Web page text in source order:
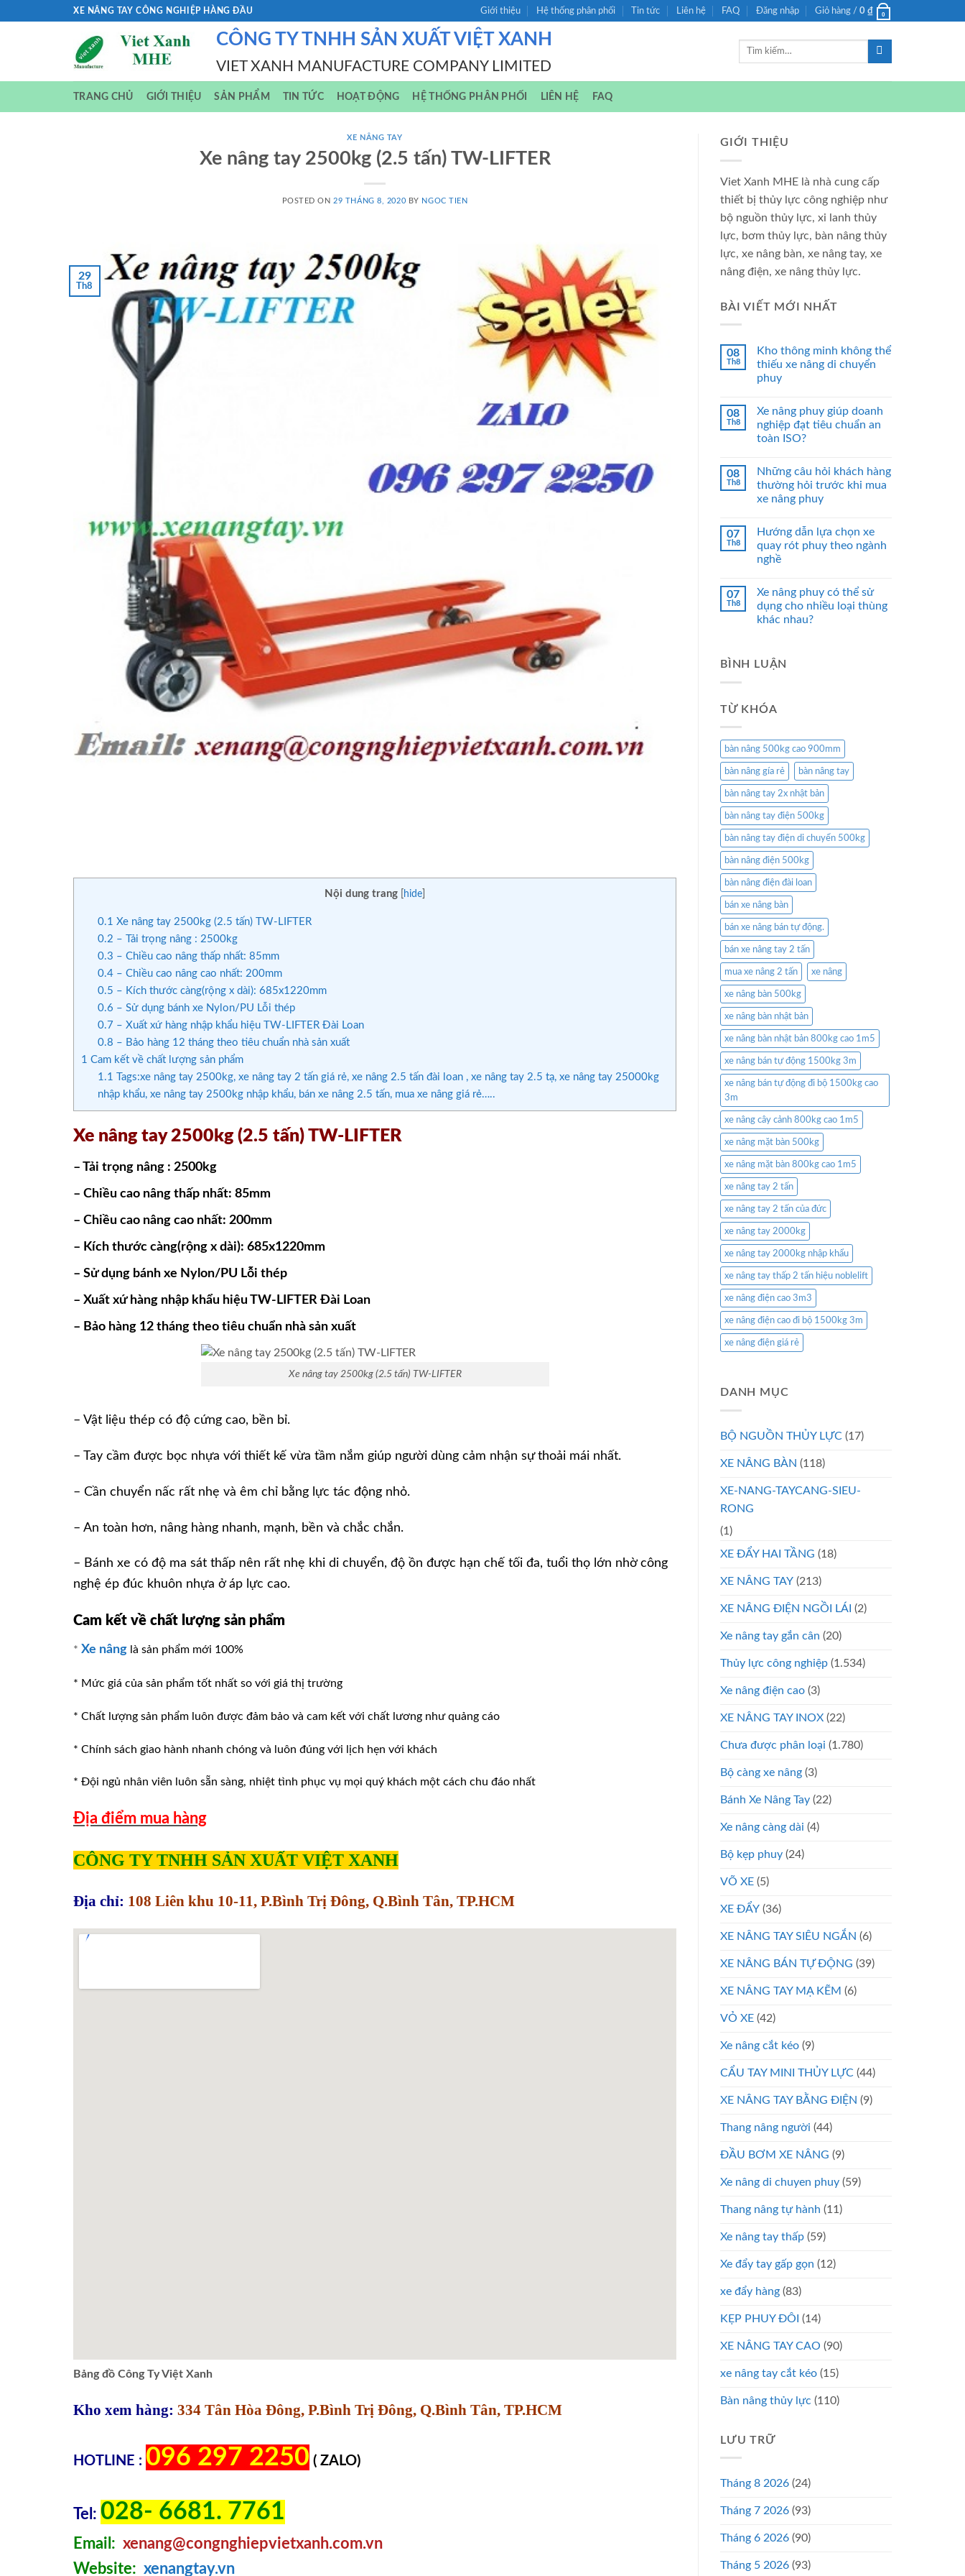
XE NÂNG TAY CÔNG NGHIỆP HÀNG ĐẦU Giới thiệu Hệ thống phân phối Tin tức Liên hệ FAQ Đăng nhập Giỏ hàng / 0 ₫ 0
CÔNG TY TNHH SẢN XUẤT VIỆT XANH
VIET XANH MANUFACTURE COMPANY LIMITED
Tìm
TRANG CHỦ GIỚI THIỆU SẢN PHẨM TIN TỨC HOẠT ĐỘNG HỆ THỐNG PHÂN PHỐI LIÊN HỆ FAQ
XE NÂNG TAY
Xe nâng tay 2500kg (2.5 tấn) TW-LIFTER
POSTED ON 29 THÁNG 8, 2020 BY NGOC TIEN
29
Th8
Nội dung trang hide
0.1 Xe nâng tay 2500kg (2.5 tấn) TW-LIFTER
0.2 – Tải trọng nâng : 2500kg
0.3 – Chiều cao nâng thấp nhất: 85mm
0.4– Chiều cao nâng cao nhất: 200mm
0.5 – Kích thước càng(rộng x dài): 685x1220mm
0.6 – Sử dụng bánh xe Nylon/PU Lỗi thép
0.7 – Xuất xứ hàng nhập khẩu hiệu TW-LIFTER Đài Loan
0.8 – Bảo hàng 12 tháng theo tiêu chuẩn nhà sản xuất
1 Cam kết về chất lượng sản phẩm
1.1 Tags:xe nâng tay 2500kg, xe nâng tay 2 tấn giá rẻ, xe nâng 2.5 tấn đài loan , xe nâng tay 2.5 tạ, xe nâng tay 25000kg
nhập khẩu, xe nâng tay 2500kg nhập khẩu, bán xe nâng 2.5 tấn, mua xe nâng giá rẻ…..
Xe nâng tay 2500kg (2.5 tấn) TW-LIFTER
– Tải trọng nâng : 2500kg
– Chiều cao nâng thấp nhất: 85mm
– Chiều cao nâng cao nhất: 200mm
– Kích thước càng(rộng x dài): 685x1220mm
– Sử dụng bánh xe Nylon/PU Lỗi thép
– Xuất xứ hàng nhập khẩu hiệu TW-LIFTER Đài Loan
– Bảo hàng 12 tháng theo tiêu chuẩn nhà sản xuất
Xe nâng tay 2500kg (2.5 tấn) TW-LIFTER
– Vật liệu thép có độ cứng cao, bền bỉ.
– Tay cầm được bọc nhựa với thiết kế vừa tầm nắm giúp người dùng cảm nhận sự thoải mái nhất.
– Cần chuyển nấc rất nhẹ và êm chỉ bằng lực tác động nhỏ.
– An toàn hơn, nâng hàng nhanh, mạnh, bền và chắc chắn.
– Bánh xe có độ ma sát thấp nên rất nhẹ khi di chuyển, độ ồn được hạn chế tối đa, tuổi thọ lớn nhờ công
nghệ ép đúc khuôn nhựa ở áp lực cao.
Cam kết về chất lượng sản phẩm
* Xe nâng là sản phẩm mới 100%
* Mức giá của sản phẩm tốt nhất so với giá thị trường
* Chất lượng sản phẩm luôn được đảm bảo và cam kết với chất lương như quảng cáo
* Chính sách giao hành nhanh chóng và luôn đúng với lịch hẹn với khách
* Đội ngủ nhân viên luôn sẵn sàng, nhiệt tình phục vụ mọi quý khách một cách chu đáo nhất
Địa điểm mua hàng
CÔNG TY TNHH SẢN XUẤT VIỆT XANH
Địa chỉ: 108 Liên khu 10-11, P.Bình Trị Đông, Q.Bình Tân, TP.HCM
Bảng đồ Công Ty Việt Xanh
Kho xem hàng: 334 Tân Hòa Đông, P.Bình Trị Đông, Q.Bình Tân, TP.HCM
HOTLINE : 096 297 2250 ( ZALO)
Tel: 028- 6681. 7761
Email: xenang@congnghiepvietxanh.com.vn
Website: xenangtay.vn
GIỚI THIỆU
Viet Xanh MHE là nhà cung cấp
thiết bị thủy lực công nghiệp như
bộ nguồn thủy lực, xi lanh thủy
lực, bơm thủy lực, bàn nâng thủy
lực, xe nâng bàn, xe nâng tay, xe
nâng điện, xe nâng thủy lực.
BÀI VIẾT MỚI NHẤT
08
Th8
Kho thông minh không thể
thiếu xe nâng di chuyển
phuy
08
Th8
Xe nâng phuy giúp doanh
nghiệp đạt tiêu chuẩn an
toàn ISO?
08
Th8
Những câu hỏi khách hàng
thường hỏi trước khi mua
xe nâng phuy
07
Th8
Hướng dẫn lựa chọn xe
quay rót phuy theo ngành
nghề
07
Th8
Xe nâng phuy có thể sử
dụng cho nhiều loại thùng
khác nhau?
BÌNH LUẬN
TỪ KHÓA
bàn nâng 500kg cao 900mm
bàn nâng gía rẻ bàn nâng tay
bàn nâng tay 2x nhật bản
bàn nâng tay điện 500kg
bàn nâng tay điện di chuyển 500kg
bàn nâng điện 500kg
bàn nâng điện đài loan
bán xe nâng bàn
bán xe nâng bán tự động.
bán xe nâng tay 2 tấn
mua xe nâng 2 tấn xe nâng
xe nâng bàn 500kg
xe nâng bàn nhật bản
xe nâng bàn nhật bản 800kg cao 1m5
xe nâng bán tự động 1500kg 3m
xe nâng bán tự động đi bộ 1500kg cao
3m
xe nâng cây cảnh 800kg cao 1m5
xe nâng mặt bàn 500kg
xe nâng mặt bàn 800kg cao 1m5
xe nâng tay 2 tấn
xe nâng tay 2 tấn của đức
xe nâng tay 2000kg
xe nâng tay 2000kg nhập khẩu
xe nâng tay thấp 2 tấn hiệu noblelift
xe nâng điện cao 3m3
xe nâng điện cao đi bộ 1500kg 3m
xe nâng điện giá rẻ
DANH MỤC
BỘ NGUỒN THỦY LỰC (17)
XE NÂNG BÀN (118)
XE-NANG-TAYCANG-SIEU-
RONG
(1)
XE ĐẨY HAI TẦNG (18)
XE NÂNG TAY (213)
XE NÂNG ĐIỆN NGỒI LÁI (2)
Xe nâng tay gắn cân (20)
Thủy lực công nghiệp (1.534)
Xe nâng điện cao (3)
XE NÂNG TAY INOX (22)
Chưa được phân loại (1.780)
Bộ càng xe nâng (3)
Bánh Xe Nâng Tay (22)
Xe nâng càng dài (4)
Bộ kẹp phuy (24)
VÕ XE (5)
XE ĐẨY (36)
XE NÂNG TAY SIÊU NGẮN (6)
XE NÂNG BÁN TỰ ĐỘNG (39)
XE NÂNG TAY MẠ KẼM (6)
VỎ XE (42)
Xe nâng cắt kéo (9)
CẨU TAY MINI THỦY LỰC (44)
XE NÂNG TAY BẰNG ĐIỆN (9)
Thang nâng người (44)
ĐẦU BƠM XE NÂNG (9)
Xe nâng di chuyen phuy (59)
Thang nâng tự hành (11)
Xe nâng tay thấp (59)
Xe đẩy tay gấp gọn (12)
xe đẩy hàng (83)
KẸP PHUY ĐÔI (14)
XE NÂNG TAY CAO (90)
xe nâng tay cắt kéo (15)
Bàn nâng thủy lực (110)
LƯU TRỮ
Tháng 8 2026 (24)
Tháng 7 2026 (93)
Tháng 6 2026 (90)
Tháng 5 2026 (93)